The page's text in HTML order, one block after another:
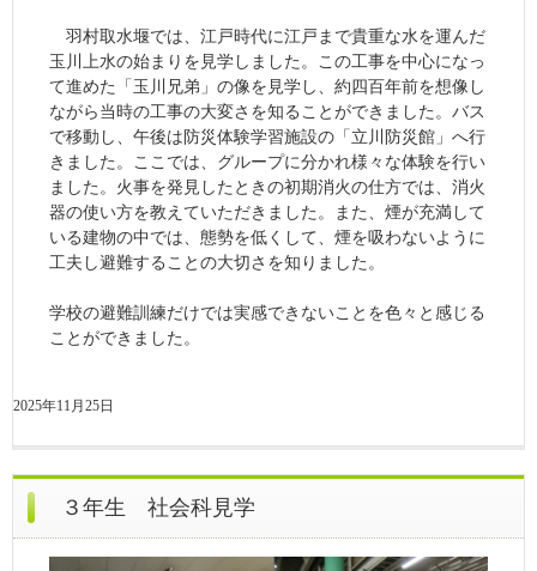
羽村取水堰では、江戸時代に江戸まで貴重な水を運んだ
玉川上水の始まりを見学しました。この工事を中心になっ
て進めた「玉川兄弟」の像を見学し、約四百年前を想像し
ながら当時の工事の大変さを知ることができました。バス
で移動し、午後は防災体験学習施設の「立川防災館」へ行
きました。ここでは、グループに分かれ様々な体験を行い
ました。火事を発見したときの初期消火の仕方では、消火
器の使い方を教えていただきました。また、煙が充満して
いる建物の中では、態勢を低くして、煙を吸わないように
工夫し避難することの大切さを知りました。
学校の避難訓練だけでは実感できないことを色々と感じる
ことができました。
2025年11月25日
３年生 社会科見学